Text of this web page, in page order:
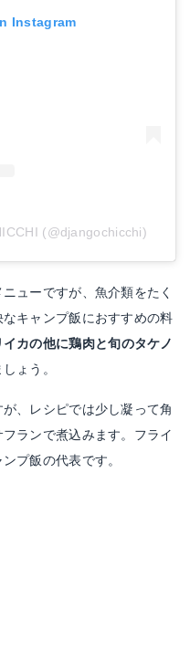
Instagram
(@djangochicchi)
ューですが、魚介類をたく
キャンプ飯におすすめの料
カの他に鶏肉と旬のタケノ
ょう。
、レシピでは少し凝って角
ランで煮込みます。フライ
プ飯の代表です。